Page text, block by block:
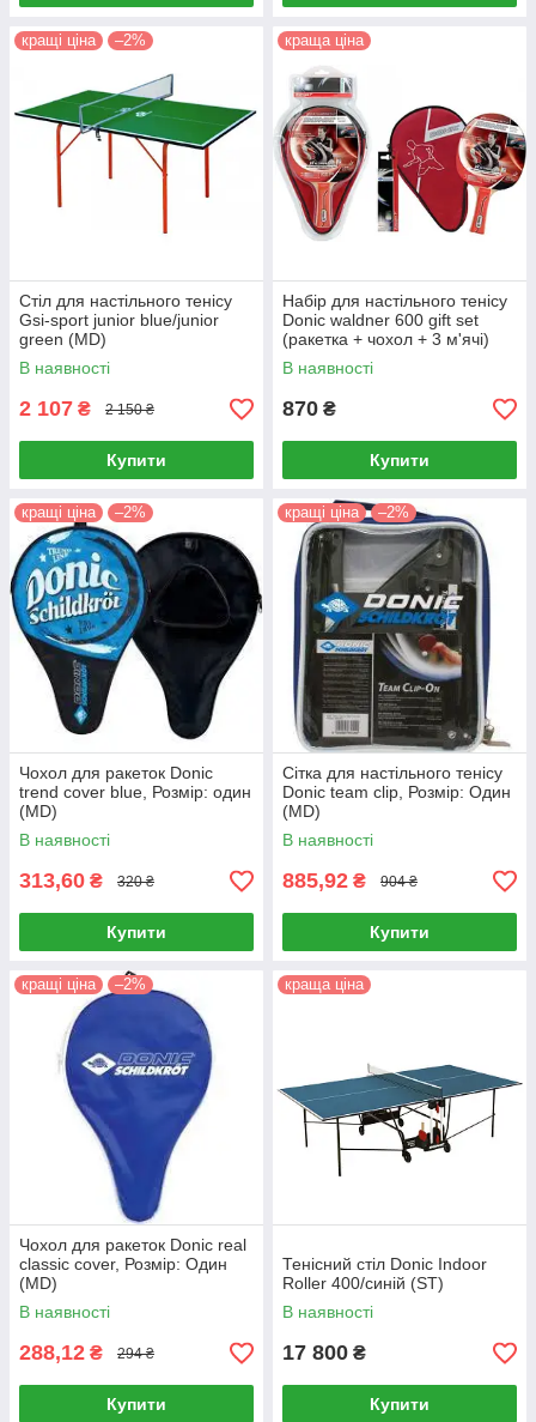
кращі ціна –2%
Cтіл для настільного тенісу
Gsi-sport junior blue/junior
green (MD)
В наявності
2 107 ₴ 2 150 ₴
Купити
краща ціна
Набір для настільного тенісу
Donic waldner 600 gift set
(ракетка + чохол + 3 м'ячі)
В наявності
870 ₴
Купити
кращі ціна –2%
Чохол для ракеток Donic
trend cover blue, Розмір: один
(MD)
В наявності
313,60 ₴ 320 ₴
Купити
кращі ціна –2%
Сітка для настільного тенісу
Donic team clip, Розмір: Один
(MD)
В наявності
885,92 ₴ 904 ₴
Купити
кращі ціна –2%
Чохол для ракеток Donic real
classic cover, Розмір: Один
(MD)
В наявності
288,12 ₴ 294 ₴
Купити
краща ціна
Тенісний стіл Donic Indoor
Roller 400/синій (ST)
В наявності
17 800 ₴
Купити